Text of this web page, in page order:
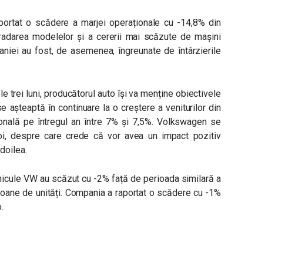
o scădere a marjei operaționale cu -14,8% din
modelelor și a cererii mai scăzute de mașini
au fost, de asemenea, îngreunate de întârzierile
trei luni, producătorul auto își va menține obiectivele
așteaptă în continuare la o creștere a veniturilor din
pe întregul an între 7% și 7,5%. Volkswagen se
despre care crede că vor avea un impact pozitiv
VW au scăzut cu -2% față de perioada similară a
de unități. Compania a raportat o scădere cu -1%